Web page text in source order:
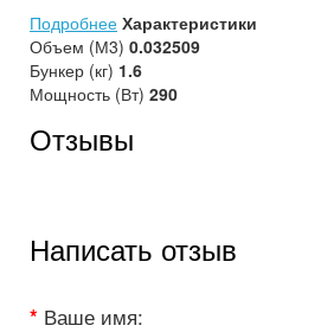
Подробнее Характеристики
Объем (М3) 0.032509
Бункер (кг) 1.6
Мощность (Вт) 290
Отзывы
Написать отзыв
Ваше имя: